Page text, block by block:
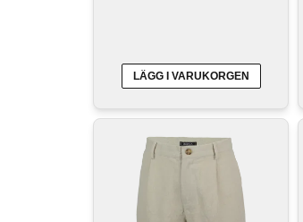
LÄGG I VARUKORGEN